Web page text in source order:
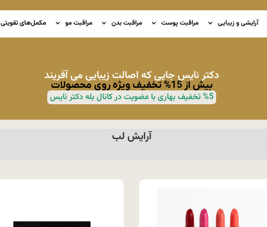
آرایشی و زیبایی مراقبت پوست مراقبت بدن مراقبت مو مکمل‌های تقویتی
دکتر نایس جایی که اصالت زیبایی می آفریند
بیش از 15% تخفیف ویژه روی محصولات
%5 تخفیف بهاری با عضویت در کانال بله دکتر نایس
آرایش لب